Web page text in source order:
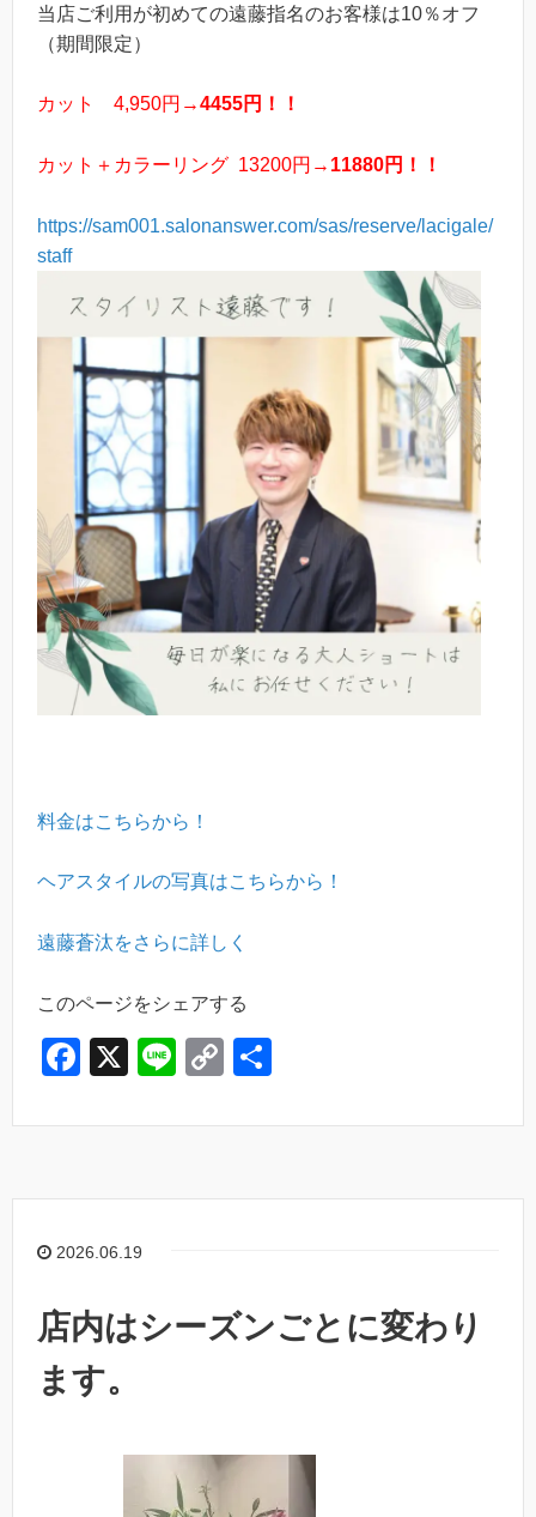
当店ご利用が初めての遠藤指名のお客様は10％オフ
（期間限定）
カット 4,950円→4455円！！
カット＋カラーリング 13200円→ 11880円！！
https://sam001.salonanswer.com/sas/reserve/lacigale/
staff
料金はこちらから！
ヘアスタイルの写真はこちらから！
遠藤蒼汰をさらに詳しく
このページをシェアする
F
c
b
o
k
X
Li
e
C
p
Li
2026.06.19
店内はシーズンごとに変わり
ます。